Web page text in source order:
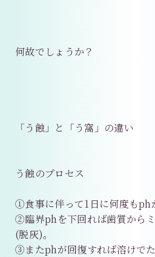
何故でしょうか？
「う蝕」と「う窩」の違い
う蝕のプロセス
①食事に伴って1日に何度もph
②臨界phを下回れば歯質から
(脱灰)。
③またphが回復すれば溶けで